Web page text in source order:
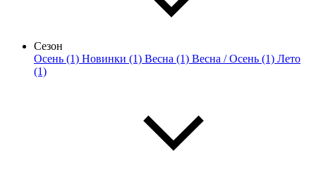
Сезон
Осень (1) Новинки (1) Весна (1) Весна / Осень (1) Лето
(1)